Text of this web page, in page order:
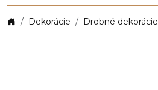
Dekorácie Drobné dekorácie